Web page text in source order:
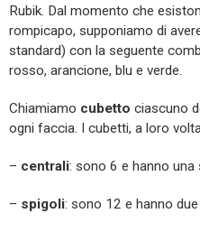
Rubik. Dal momento che
rompicapo, supponiamo di
standard) con la seguente
rosso, arancione, blu e verde.
Chiamiamo cubetto ciascuno
ogni faccia. I cubetti, a loro
– centrali: sono 6 e hanno
– spigoli: sono 12 e hanno